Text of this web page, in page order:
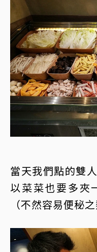
當天我們點的雙
以菜菜也要多夾
（不然容易便秘之